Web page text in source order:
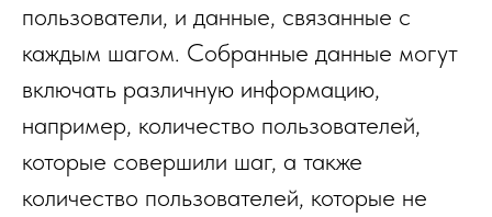
пользователи, и данные, связанные с
каждым шагом. Собранные данные могут
включать различную информацию,
например, количество пользователей,
которые совершили шаг, а также
количество пользователей, которые не